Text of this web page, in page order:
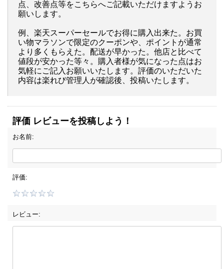
点、改善点等をこちらへご記載いただけますようお
願いします。
例、楽天スーパーセールでお得に購入出来た。お買
い物マラソンで限定のクーポンや、ポイントが通常
より多くもらえた。配送が早かった。他店と比べて
値段が安かった等々。購入者様が気になった点はお
気軽にご記入お願いいたします。評価のいただいた
内容は楽れび管理人が確認後、投稿いたします。
評価 レビューを投稿しよう！
お名前:
評価:
レビュー: